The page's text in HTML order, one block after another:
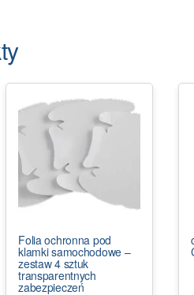
Folia ochronna pod
klamki samochodowe –
zestaw 4 sztuk
transparentnych
zabezpieczeń